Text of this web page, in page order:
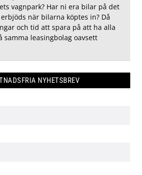
vagnpark? Har ni era bilar på det
när bilarna köptes in? Då
och tid att spara på att ha alla
samma leasingbolag oavsett
NYHETSBREV